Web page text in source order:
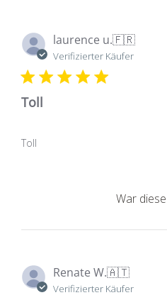
laurence u.🇫🇷
Verifizierter Käufer
Toll
Toll
War
Renate W.🇦🇹
Verifizierter Käufer